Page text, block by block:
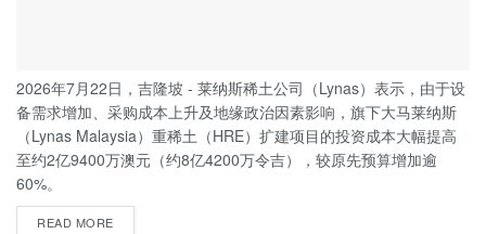
2026年7月22日，吉隆坡 - 莱纳斯稀土公司（Lynas）表示，由于设
备需求增加、采购成本上升及地缘政治因素影响，旗下大马莱纳斯
（Lynas Malaysia）重稀土（HRE）扩建项目的投资成本大幅提高
至约2亿9400万澳元（约8亿4200万令吉），较原先预算增加逾
60%。
READ MORE